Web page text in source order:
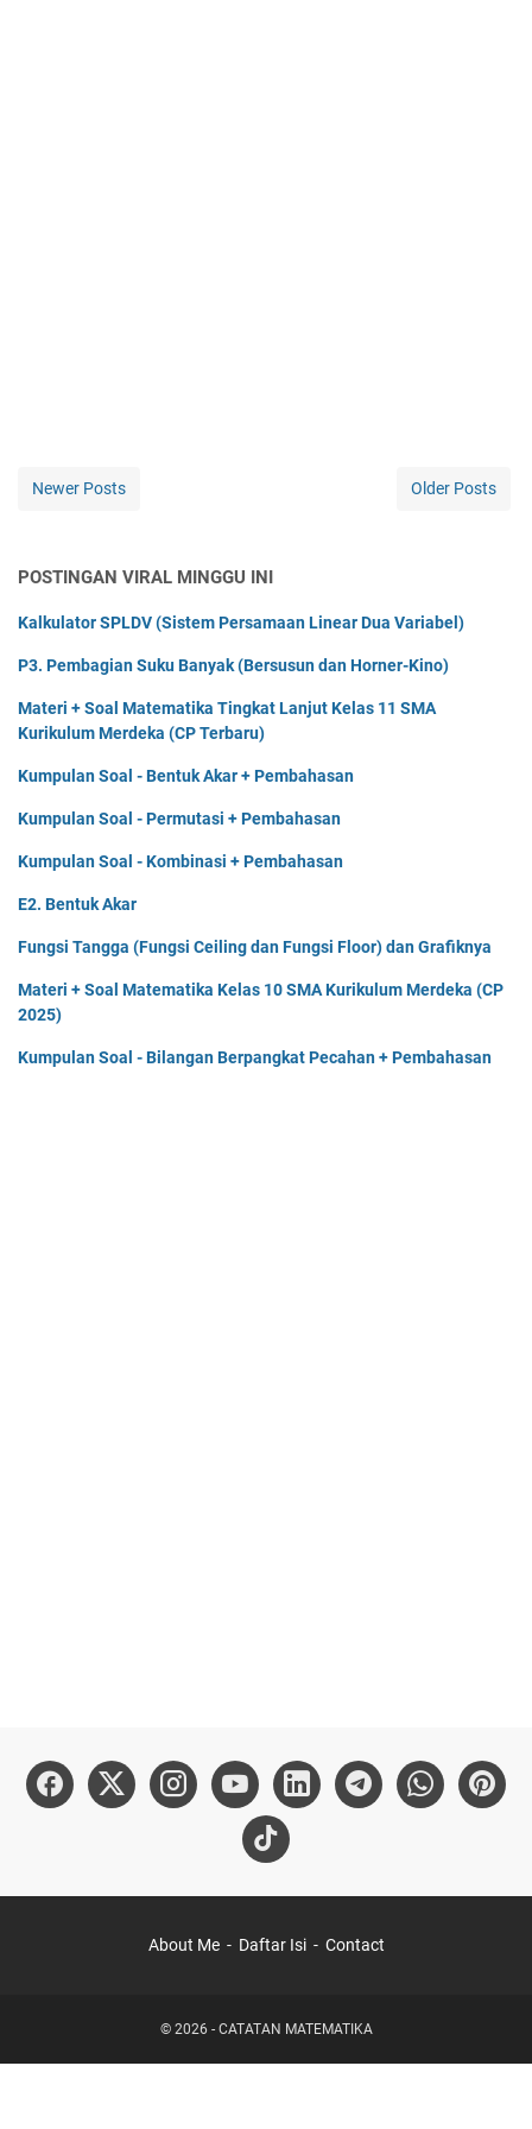
Newer Posts Older Posts
POSTINGAN VIRAL MINGGU INI
Kalkulator SPLDV (Sistem Persamaan Linear Dua Variabel)
P3. Pembagian Suku Banyak (Bersusun dan Horner-Kino)
Materi + Soal Matematika Tingkat Lanjut Kelas 11 SMA
Kurikulum Merdeka (CP Terbaru)
Kumpulan Soal - Bentuk Akar + Pembahasan
Kumpulan Soal - Permutasi + Pembahasan
Kumpulan Soal - Kombinasi + Pembahasan
E2. Bentuk Akar
Fungsi Tangga (Fungsi Ceiling dan Fungsi Floor) dan Grafiknya
Materi + Soal Matematika Kelas 10 SMA Kurikulum Merdeka (CP
2025)
Kumpulan Soal - Bilangan Berpangkat Pecahan + Pembahasan
About Me Daftar Isi Contact
© 2026 - CATATAN MATEMATIKA